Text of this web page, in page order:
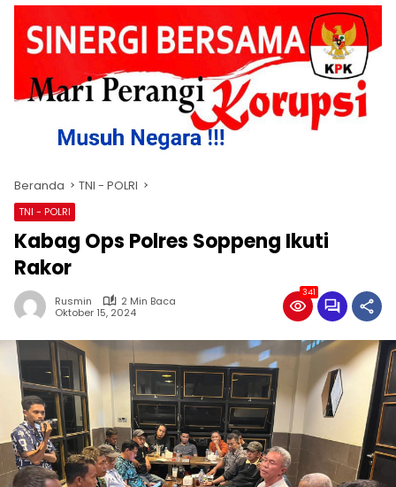
Beranda TNI - POLRI
TNI - POLRI
Kabag Ops Polres Soppeng Ikuti
Rakor
Rusmin
2 Min Baca
Oktober 15, 2024
341